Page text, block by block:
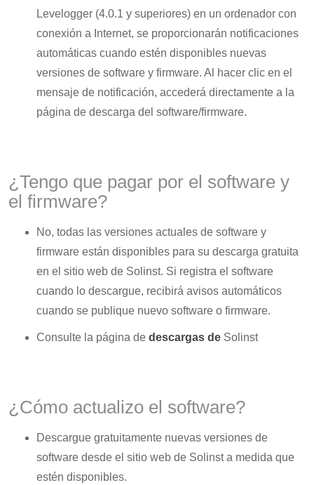
Levelogger (4.0.1 y superiores) en un ordenador con
conexión a Internet, se proporcionarán notificaciones
automáticas cuando estén disponibles nuevas
versiones de software y firmware. Al hacer clic en el
mensaje de notificación, accederá directamente a la
página de descarga del software/firmware.
¿Tengo que pagar por el software y
el firmware?
No, todas las versiones actuales de software y
firmware están disponibles para su descarga gratuita
en el sitio web de Solinst. Si registra el software
cuando lo descargue, recibirá avisos automáticos
cuando se publique nuevo software o firmware.
Consulte la página de descargas de Solinst
¿Cómo actualizo el software?
Descargue gratuitamente nuevas versiones de
software desde el sitio web de Solinst a medida que
estén disponibles.